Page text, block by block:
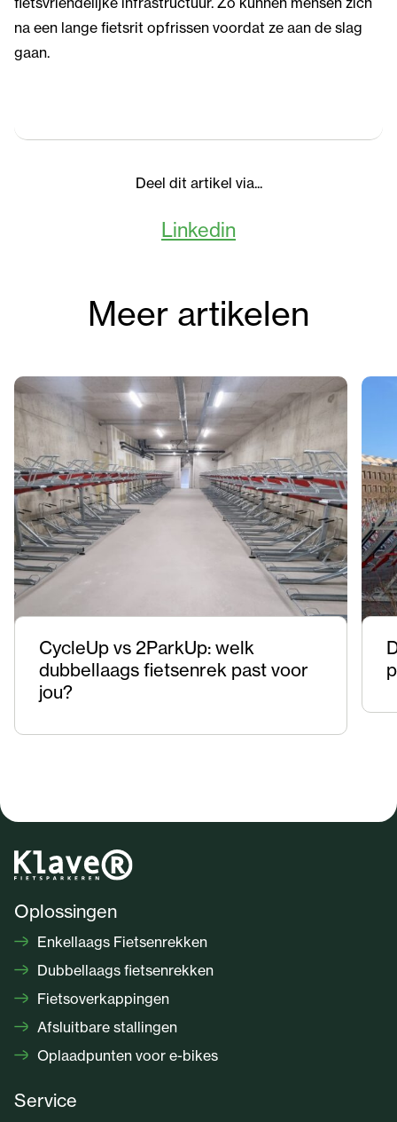
na een lange fietsrit opfrissen voordat ze aan de slag
gaan.
Deel dit artikel via...
Linkedin
Meer artikelen
CycleUp vs 2ParkUp: welk
dubbellaags fietsenrek past voor
jou?
Oplossingen
Enkellaags Fietsenrekken
Dubbellaags fietsenrekken
Fietsoverkappingen
Afsluitbare stallingen
Oplaadpunten voor e-bikes
Service